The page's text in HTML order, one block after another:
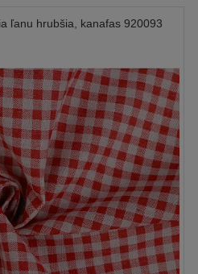
ľanu hrubšia, kanafas 920093